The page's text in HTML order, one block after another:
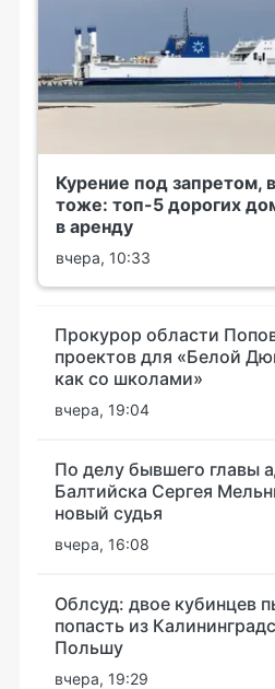
Курение под запретом,
тоже: топ-5 дорогих
в аренду
вчера, 10:33
Прокурор области
проектов для «Белой
как со школами»
вчера, 19:04
По делу бывшего главы
Балтийска Сергея
новый судья
вчера, 16:08
Облсуд: двое кубинцев
попасть из
Польшу
вчера, 19:29